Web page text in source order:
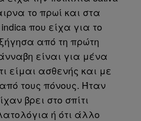
το πρωί και στα
που είχα για το
από τη πρώτη
είναι για μένα
είμαι ασθενής και με
τους πόνους. Ήταν
βρει στο σπίτι
ή ότι άλλο